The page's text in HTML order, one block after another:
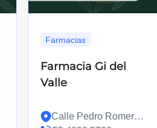
Farmacias
Farmacia Gi del
Valle
Calle Pedro Romero